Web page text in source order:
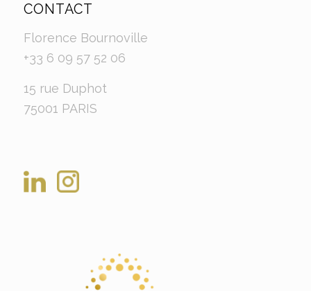
CONTACT
Florence Bournoville
+33 6 09 57 52 06
15 rue Duphot
75001 PARIS